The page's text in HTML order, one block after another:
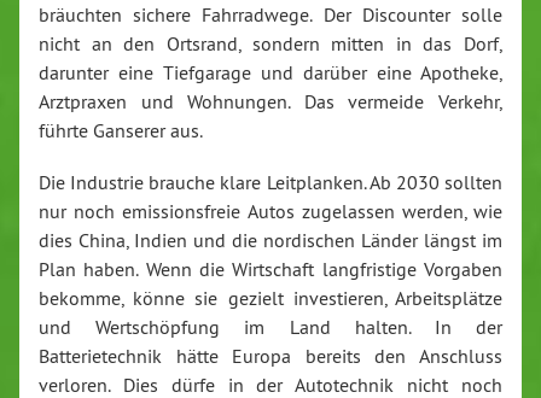
bräuchten sichere Fahrradwege. Der Discounter solle
nicht an den Ortsrand, sondern mitten in das Dorf,
darunter eine Tiefgarage und darüber eine Apotheke,
Arztpraxen und Wohnungen. Das vermeide Verkehr,
führte Ganserer aus.
Die Industrie brauche klare Leitplanken. Ab 2030 sollten
nur noch emissionsfreie Autos zugelassen werden, wie
dies China, Indien und die nordischen Länder längst im
Plan haben. Wenn die Wirtschaft langfristige Vorgaben
bekomme, könne sie gezielt investieren, Arbeitsplätze
und Wertschöpfung im Land halten. In der
Batterietechnik hätte Europa bereits den Anschluss
verloren. Dies dürfe in der Autotechnik nicht noch